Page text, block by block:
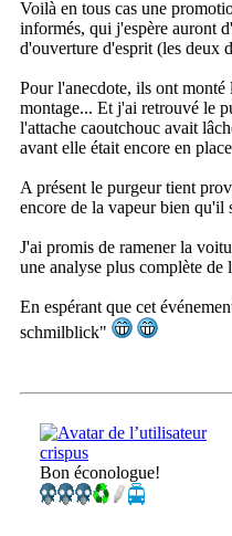
Voilà en tous cas une
informés, qui j'espère auront
d'ouverture d'esprit (les deux
Pour l'anecdote, ils ont
montage... Et j'ai retrouvé le
l'attache caoutchouc avait
avant elle était encore en
A présent le purgeur tient
encore de la vapeur bien qu'il
J'ai promis de ramener la
une analyse plus complète de
En espérant que cet
schmilblick"
crispus
Bon éconologue!